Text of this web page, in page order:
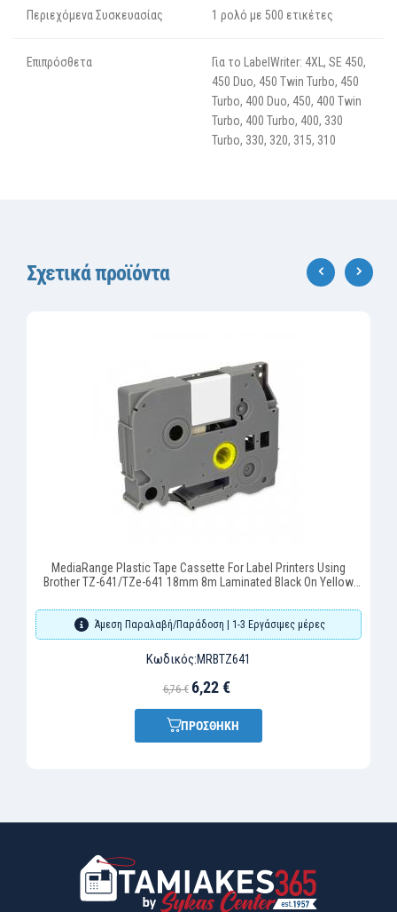
Περιεχόμενα Συσκευασίας 1 ρολό με 500 ετικέτες
Επιπρόσθετα
Για το LabelWriter: 4XL, SE 450,
450 Duo, 450 Twin Turbo, 450
Turbo, 400 Duo, 450, 400 Twin
Turbo, 400 Turbo, 400, 330
Turbo, 330, 320, 315, 310
Σχετικά προϊόντα
MediaRange Plastic Tape Cassette For Label Printers Using
Brother TZ-641/TZe-641 18mm 8m Laminated Black On Yellow
Άμεση Παραλαβή/Παράδοση | 1-3 Εργάσιμες μέρες
Κωδικός:MRBTZ641
6,76 € 6,22 €
ΠΡΟΣΘΗΚΗ